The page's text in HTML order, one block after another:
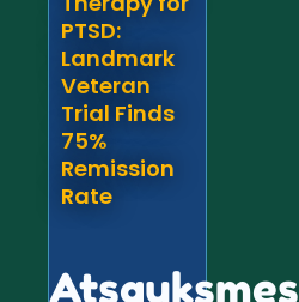
PTSD:
Landmark
Veteran
Trial Finds
75%
Remission
Rate
Atsauksmes